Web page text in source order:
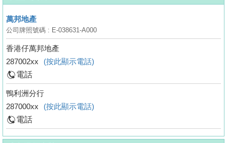
萬邦地產
公司牌照號碼 : E-038631-A000
香港仔萬邦地產
287002xx
(按此顯示電話)
電話
鴨利洲分行
287000xx
(按此顯示電話)
電話